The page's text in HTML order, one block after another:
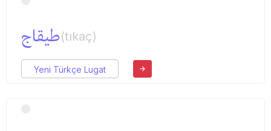
طیقاج(tıkaç)
Yeni Türkçe Lugat